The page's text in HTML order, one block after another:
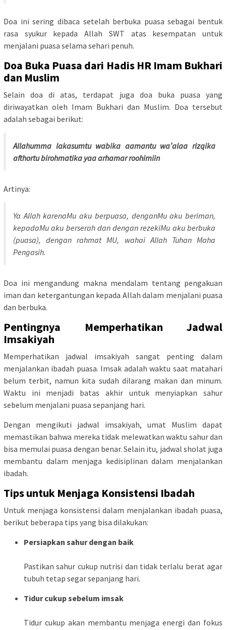
Doa ini sering dibaca setelah berbuka puasa sebagai bentuk
rasa syukur kepada Allah SWT atas kesempatan untuk
menjalani puasa selama sehari penuh.
Doa Buka Puasa dari Hadis HR Imam Bukhari
dan Muslim
Selain doa di atas, terdapat juga doa buka puasa yang
diriwayatkan oleh Imam Bukhari dan Muslim. Doa tersebut
adalah sebagai berikut:
Allahumma lakasumtu wabika aamantu wa’alaa rizqika
afthortu birohmatika yaa arhamar roohimiin
Artinya:
Ya Allah karenaMu aku berpuasa, denganMu aku beriman,
kepadaMu aku berserah dan dengan rezekiMu aku berbuka
(puasa), dengan rahmat MU, wahai Allah Tuhan Maha
Pengasih.
Doa ini mengandung makna mendalam tentang pengakuan
iman dan ketergantungan kepada Allah dalam menjalani puasa
dan berbuka.
Pentingnya Memperhatikan Jadwal
Imsakiyah
Memperhatikan jadwal imsakiyah sangat penting dalam
menjalankan ibadah puasa. Imsak adalah waktu saat matahari
belum terbit, namun kita sudah dilarang makan dan minum.
Waktu ini menjadi batas akhir untuk menyiapkan sahur
sebelum menjalani puasa sepanjang hari.
Dengan mengikuti jadwal imsakiyah, umat Muslim dapat
memastikan bahwa mereka tidak melewatkan waktu sahur dan
bisa memulai puasa dengan benar. Selain itu, jadwal sholat juga
membantu dalam menjaga kedisiplinan dalam menjalankan
ibadah.
Tips untuk Menjaga Konsistensi Ibadah
Untuk menjaga konsistensi dalam menjalankan ibadah puasa,
berikut beberapa tips yang bisa dilakukan:
Persiapkan sahur dengan baik
Pastikan sahur cukup nutrisi dan tidak terlalu berat agar
tubuh tetap segar sepanjang hari.
Tidur cukup sebelum imsak
Tidur cukup akan membantu menjaga energi dan fokus